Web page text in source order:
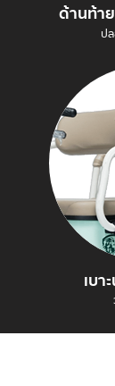
ด้านท้า
ป
เบา